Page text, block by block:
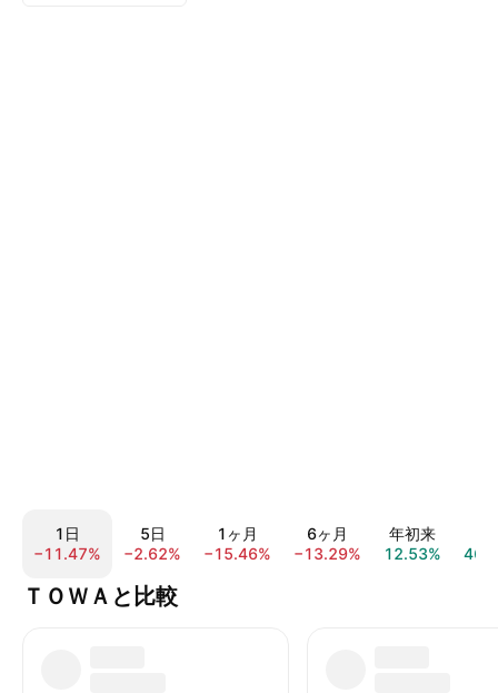
1日
−11.47%
5日
−2.62%
1ヶ月
−15.46%
6ヶ月
−13.29%
年初来
12.53%
ＴＯＷＡと比較